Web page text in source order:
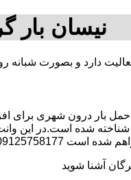
نیسان بار
دارد و بصورت
بار درون شهری برای
شناخته شده است.در این
آقای محسن کمالی.
آشنا شوید